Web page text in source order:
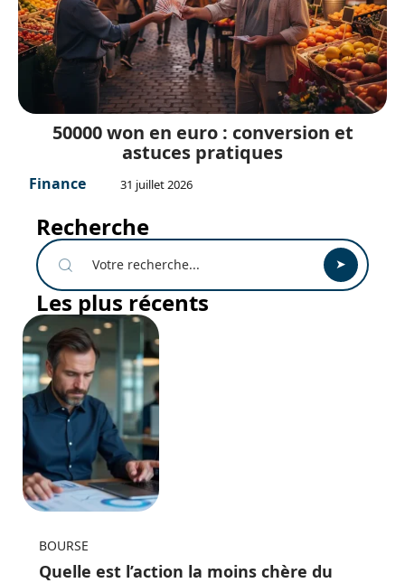
50000 won en euro : conversion et
astuces pratiques
Finance 31 juillet 2026
Recherche
Les plus récents
BOURSE
Quelle est l’action la moins chère du